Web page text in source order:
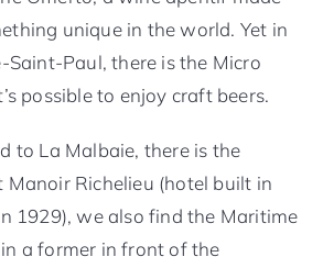
unique in the world. Yet in
Saint-Paul, there is the Micro
possible to enjoy craft beers.
to La Malbaie, there is the
Manoir Richelieu (hotel built in
1929), we also find the Maritime
a former in front of the